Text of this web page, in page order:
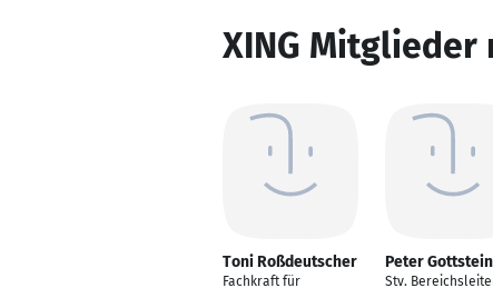
XING
Toni Roßdeutscher
Fachkraft für
Peter Gottstein
Stv.